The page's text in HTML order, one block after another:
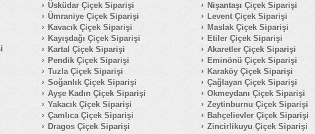
Üsküdar Çiçek Siparişi
Ümraniye Çiçek Siparişi
Kavacık Çiçek Siparişi
Kayışdağı Çiçek Siparişi
Kartal Çiçek Siparişi
Pendik Çiçek Siparişi
Tuzla Çiçek Siparişi
Soğanlık Çiçek Siparişi
Ayşe Kadın Çiçek Siparişi
Yakacık Çiçek Siparişi
Çamlıca Çiçek Siparişi
Dragos Çiçek Siparişi
Nişantaşı Çiçek Siparişi
Levent Çiçek Siparişi
Maslak Çiçek Siparişi
Etiler Çiçek Siparişi
Akaretler Çiçek Siparişi
Eminönü Çiçek Siparişi
Karaköy Çiçek Siparişi
Çağlayan Çiçek Siparişi
Okmeydanı Çiçek Siparişi
Zeytinburnu Çiçek Siparişi
Bahçelievler Çiçek Siparişi
Zincirlikuyu Çiçek Siparişi